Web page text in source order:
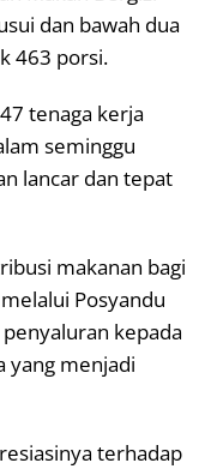
dan bawah dua
463 porsi.
tenaga kerja
seminggu
lancar dan tepat
makanan bagi
Posyandu
kepada
yang menjadi
terhadap